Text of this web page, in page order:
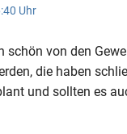
Uhr
schön von den
die haben
und sollten es